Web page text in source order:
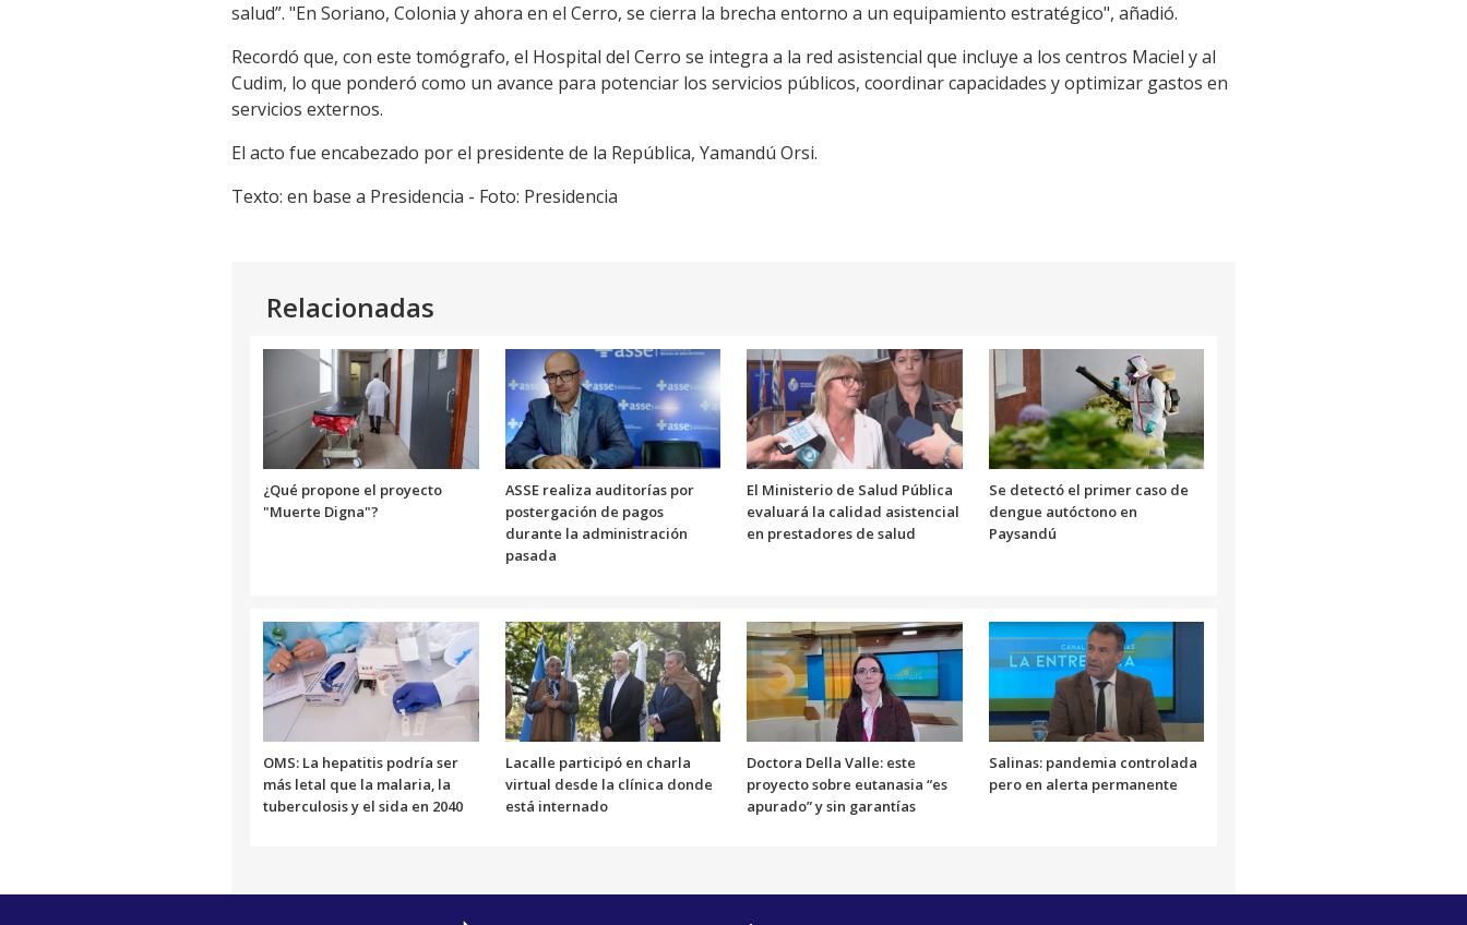
salud”. "En Soriano, Colonia y ahora en el Cerro, se cierra la brecha entorno a un equipamiento estratégico", añadió.
Recordó que, con este tomógrafo, el Hospital del Cerro se integra a la red asistencial que incluye a los centros Maciel y al
Cudim, lo que ponderó como un avance para potenciar los servicios públicos, coordinar capacidades y optimizar gastos en
servicios externos.
El acto fue encabezado por el presidente de la República, Yamandú Orsi.
Texto: en base a Presidencia - Foto: Presidencia
Relacionadas
¿Qué propone el proyecto
"Muerte Digna"?
ASSE realiza auditorías por
postergación de pagos
durante la administración
pasada
El Ministerio de Salud Pública
evaluará la calidad asistencial
en prestadores de salud
Se detectó el primer caso de
dengue autóctono en
Paysandú
OMS: La hepatitis podría ser
más letal que la malaria, la
tuberculosis y el sida en 2040
Lacalle participó en charla
virtual desde la clínica donde
está internado
Doctora Della Valle: este
proyecto sobre eutanasia “es
apurado” y sin garantías
Salinas: pandemia controlada
pero en alerta permanente